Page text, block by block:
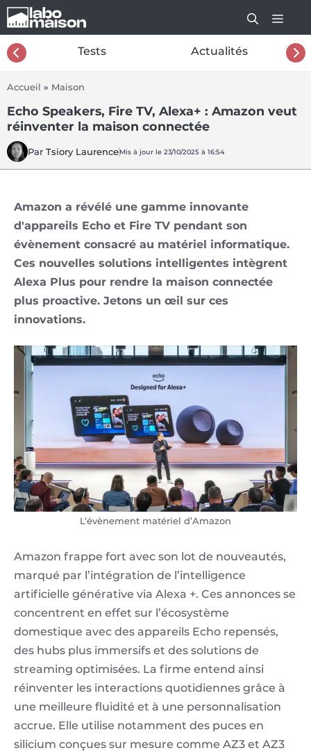
Aller
au
contenu
Tests Actualités
Accueil » Maison
Echo Speakers, Fire TV, Alexa+ : Amazon veut
réinventer la maison connectée
Par Tsiory LaurenceMis à jour le 23/10/2025 à 16:54
Amazon a révélé une gamme innovante
d'appareils Echo et Fire TV pendant son
évènement consacré au matériel informatique.
Ces nouvelles solutions intelligentes intègrent
Alexa Plus pour rendre la maison connectée
plus proactive. Jetons un œil sur ces
innovations.
L’évènement matériel d’Amazon
Amazon frappe fort avec son lot de nouveautés,
marqué par l’intégration de l’intelligence
artificielle générative via Alexa +. Ces annonces se
concentrent en effet sur l’écosystème
domestique avec des appareils Echo repensés,
des hubs plus immersifs et des solutions de
streaming optimisées. La firme entend ainsi
réinventer les interactions quotidiennes grâce à
une meilleure fluidité et à une personnalisation
accrue. Elle utilise notamment des puces en
silicium conçues sur mesure comme AZ3 et AZ3